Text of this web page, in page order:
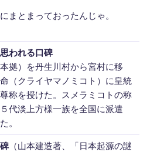
まとまっておったんじゃ。
われる口碑
拠）を丹生川村から宮村に移
（クライヤマノミコト）に皇統
称を授けた。スメラミコトの称
代淡上方様一族を全国に派遣
。
（山本建造著、「日本起源の謎